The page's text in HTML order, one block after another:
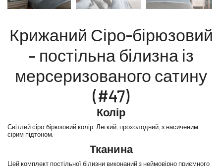
Крижаний Сіро-бірюзовий
– постільна білизна із
мерсеризованого сатину
(#47)
Колір
Світлий сіро-бірюзовий колір. Легкий, прохолодний, з насиченим
сірим підтоном.
Тканина
Цей комплект постільної білизни виконаний з неймовірно приємного